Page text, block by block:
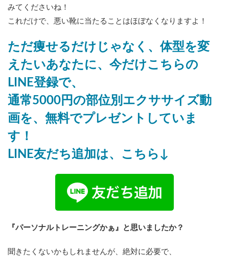
みてくださいね！
これだけで、悪い靴に当たることはほぼなくなりますよ！
ただ痩せるだけじゃなく、体型を変
えたいあなたに、今だけこちらの
LINE登録で、
通常5000円の部位別エクササイズ動
画を、無料でプレゼントしていま
す！
LINE友だち追加は、こちら↓
『パーソナルトレーニングかぁ』と思いましたか？
聞きたくないかもしれませんが、絶対に必要で、